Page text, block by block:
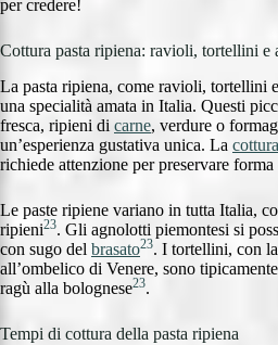
per credere!
Cottura pasta ripiena: ravioli, tortellini e
La pasta ripiena, come ravioli, tortellini
una specialità amata in Italia. Questi
fresca, ripieni di carne, verdure o
un’esperienza gustativa unica. La
richiede attenzione per preservare
Le paste ripiene variano in tutta Italia,
ripieni23. Gli agnolotti piemontesi si
con sugo del brasato23. I tortellini, con
all’ombelico di Venere, sono
ragù alla bolognese23.
Tempi di cottura della pasta ripiena